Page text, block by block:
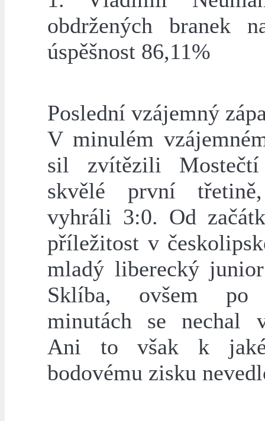
obdržených branek
úspěšnost 86,11%
Poslední vzájemný
V minulém
sil zvítězili
skvělé první
vyhráli 3:0. Od
příležitost v
mladý liberecký
Sklíba, ovšem po
minutách se nechal
Ani to však k
bodovému zisku